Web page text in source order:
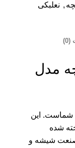
, نعلبکی
مدل
شماست. این
شده
صنعت شیشه و